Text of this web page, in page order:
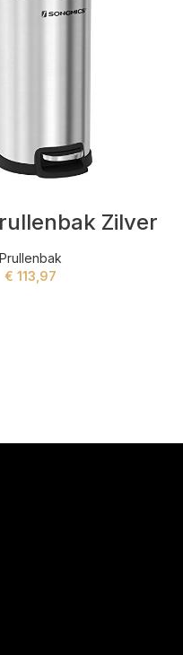
Zilver
Prullenbak
€ 113,97